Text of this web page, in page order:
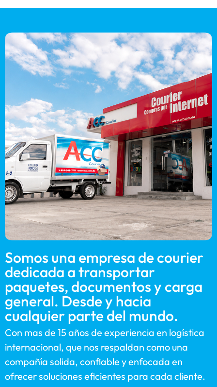
Somos una empresa de courier
dedicada a transportar
paquetes, documentos y carga
general. Desde y hacia
cualquier parte del mundo.
Con mas de 15 años de experiencia en logística
internacional, que nos respaldan como una
compañía solida, confiable y enfocada en
ofrecer soluciones eficientes para cada cliente.